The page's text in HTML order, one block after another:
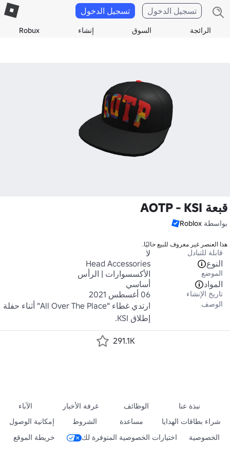
الرائجة السوق إنشاء Robux
تسجيل الدخول تسجيل الدخول
قبعة AOTP - KSI
بواسطة Roblox
هذا العنصر غير معروف للبيع حاليًا.
قابلة للتبادل
لا
النوع
Head Accessories
الموضع
الأكسسوارات | الرأس
المواد
أساسي
تاريخ الإنشاء 06 أغسطس 2021
الوصف
إطلاق KSI.
291.1K
نبذة عنا الوظائف غرفة الأخبار
الآباء
شراء بطاقات الهدايا
مساعدة الشروط
إمكانية الوصول
الخصوصية
اختيارات الخصوصية المتوفرة لك خريطة الموقع